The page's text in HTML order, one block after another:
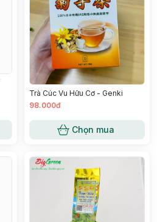
Trà Cúc Vu Hữu Cơ - Genki
98.000đ
Chọn mua